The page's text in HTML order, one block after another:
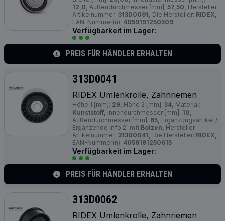
12,0, Außendurchmesser [mm]: 57,50, Hersteller
Artikelnummer: 313D0091, Die Hersteller: RIDEX,
EAN-Nummer(n): 4059191250509
Verfügbarkeit im Lager:
PREIS FÜR HÄNDLER ERHALTEN
313D0041
RIDEX Umlenkrolle, Zahnriemen
Höhe 1 [mm]: 29, Höhe 2 [mm]: 34, Material:
Kunststoff, Innendurchmesser [mm]: 10,
Außendurchmesser [mm]: 65, Ergänzungsartikel /
Ergänzende Info 2: mit Bolzen, Hersteller
Artikelnummer: 313D0041, Die Hersteller: RIDEX,
EAN-Nummer(n): 4059191250615
Verfügbarkeit im Lager:
PREIS FÜR HÄNDLER ERHALTEN
313D0062
RIDEX Umlenkrolle, Zahnriemen